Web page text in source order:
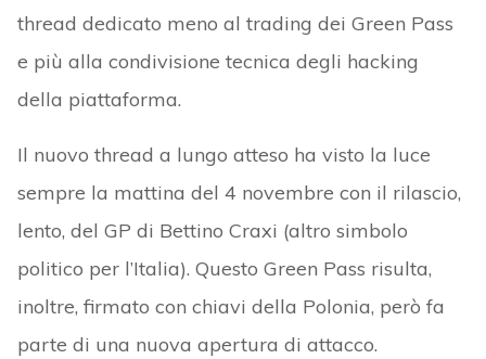
thread dedicato meno al trading dei Green Pass
e più alla condivisione tecnica degli hacking
della piattaforma.
Il nuovo thread a lungo atteso ha visto la luce
sempre la mattina del 4 novembre con il rilascio,
lento, del GP di Bettino Craxi (altro simbolo
politico per l’Italia). Questo Green Pass risulta,
inoltre, firmato con chiavi della Polonia, però fa
parte di una nuova apertura di attacco.